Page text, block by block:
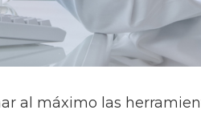
al máximo las